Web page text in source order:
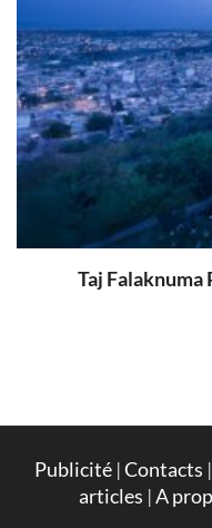
Taj Falaknuma
Publicité|Contacts |
articles |A